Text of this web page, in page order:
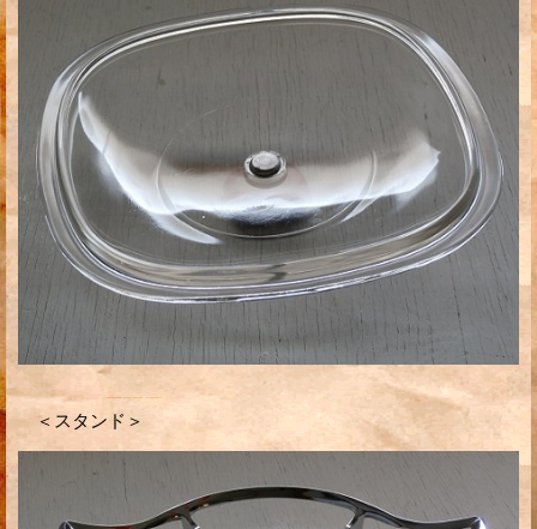
＜スタンド＞